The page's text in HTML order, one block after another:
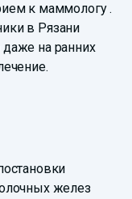
к маммологу .
в Рязани
на ранних
желез